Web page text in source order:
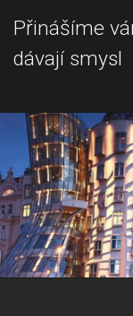
Přinášíme
dávají smysl